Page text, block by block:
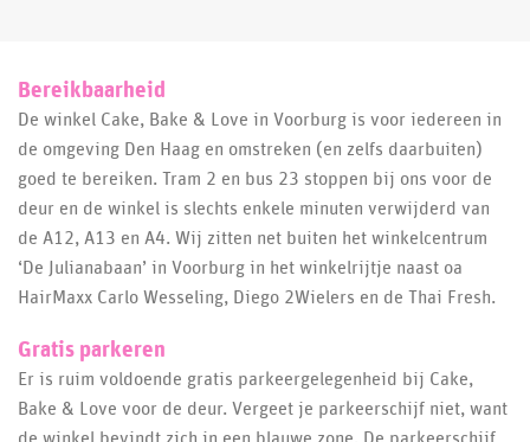
Bereikbaarheid
De winkel Cake, Bake & Love in Voorburg is voor iedereen in
de omgeving Den Haag en omstreken (en zelfs daarbuiten)
goed te bereiken. Tram 2 en bus 23 stoppen bij ons voor de
deur en de winkel is slechts enkele minuten verwijderd van
de A12, A13 en A4. Wij zitten net buiten het winkelcentrum
‘De Julianabaan’ in Voorburg in het winkelrijtje naast oa
HairMaxx Carlo Wesseling, Diego 2Wielers en de Thai Fresh.
Gratis parkeren
Er is ruim voldoende gratis parkeergelegenheid bij Cake,
Bake & Love voor de deur. Vergeet je parkeerschijf niet, want